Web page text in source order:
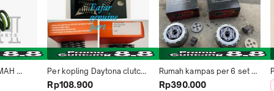
Per kopling Daytona clutch
spring set Tiger KCJ 100%
Rp108.900
Rumah kampas per 6 set
hous kopling per 6 draftgir
Rp390.000